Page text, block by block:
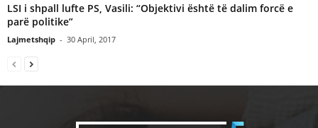
LSI i shpall lufte PS, Vasili: “Objektivi është të dalim forcë e
parë politike”
Lajmetshqip - 30 April, 2017